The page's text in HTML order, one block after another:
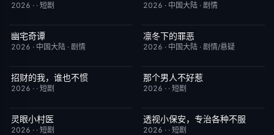
2026 · · 短剧 2026 · 中国大陆 · 剧情
更新至第14集
幽宅奇谭
2026 · 中国大陆 · 剧情
更新至第16集
凛冬下的罪恶
2026 · 中国大陆 · 剧情/悬疑
完结
招财的我，谁也不惯
2026 · · 短剧
完结
那个男人不好惹
2026 · · 短剧
完结
灵眼小村医
2026 · · 短剧
完结
透视小保安，专治各种不服
2026 · · 短剧